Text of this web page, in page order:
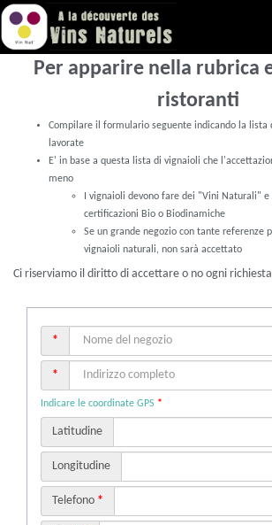
Per apparire nella rubrica
ristoranti
Compilare il formulario seguente indicando la lista
lavorate
E' in base a questa lista di vignaioli che
meno
I vignaioli devono fare dei "Vini Naturali"
certificazioni Bio o Biodinamiche
Se un grande negozio con tante referenze
vignaioli naturali, non sarà accettato
Ci riserviamo il diritto di accettare o no ogni richiesta
*
*
Indicare le coordinate GPS *
Latitudine
Longitudine
Telefono *